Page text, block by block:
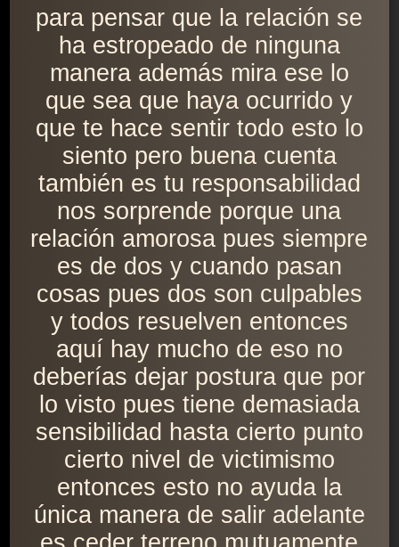
para pensar que la relación se
ha estropeado de ninguna
manera además mira ese lo
que sea que haya ocurrido y
que te hace sentir todo esto lo
siento pero buena cuenta
también es tu responsabilidad
nos sorprende porque una
relación amorosa pues siempre
es de dos y cuando pasan
cosas pues dos son culpables
y todos resuelven entonces
aquí hay mucho de eso no
deberías dejar postura que por
lo visto pues tiene demasiada
sensibilidad hasta cierto punto
cierto nivel de victimismo
entonces esto no ayuda la
única manera de salir adelante